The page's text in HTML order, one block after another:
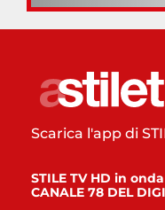
Scarica l'app di
STILE TV HD in
CANALE 78 DEL